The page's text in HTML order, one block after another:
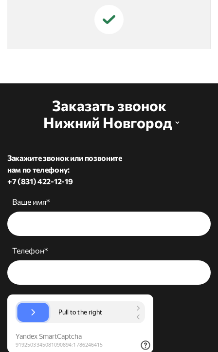
Заказать звонок
Нижний Новгород
Закажите звонок или позвоните
нам по телефону:
+7 (831) 422-12-19
Ваше имя*
Телефон*